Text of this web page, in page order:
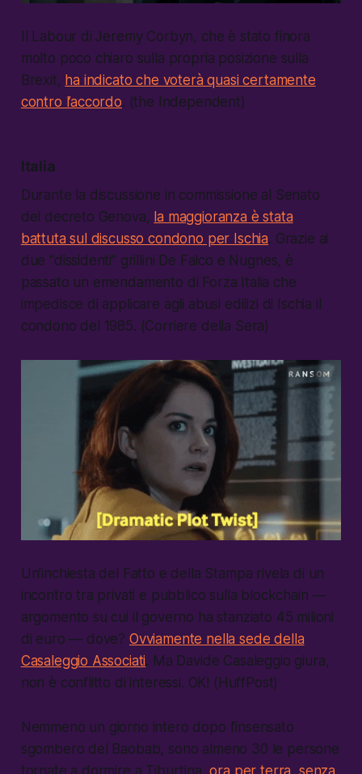
Il Labour di Jeremy Corbyn, che è stato finora
molto poco chiaro sulla propria posizione sulla
Brexit, ha indicato che voterà quasi certamente
contro l’accordo. (the Independent)
Italia
Durante la discussione in commissione al Senato
del decreto Genova, la maggioranza è stata
battuta sul discusso condono per Ischia. Grazie ai
due “dissidenti” grillini De Falco e Nugnes, è
passato un emendamento di Forza Italia che
impedisce di applicare agli abusi edilizi di Ischia il
condono del 1985. (Corriere della Sera)
Un’inchiesta del Fatto e della Stampa rivela di un
incontro tra privati e pubblico sulla blockchain —
argomento su cui il governo ha stanziato 45 milioni
di euro — dove? Ovviamente nella sede della
Casaleggio Associati. Ma Davide Casaleggio giura,
non è conflitto di interessi. OK! (HuffPost)
Nemmeno un giorno intero dopo l’insensato
sgombero del Baobab, sono almeno 30 le persone
tornate a dormire a Tiburtina,ora per terra, senza